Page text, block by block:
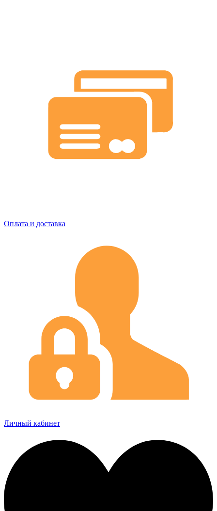
Оплата и доставка
Личный кабинет